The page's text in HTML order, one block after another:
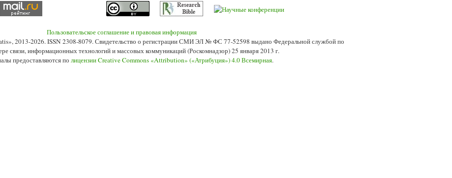
Пользовательское соглашение и правовая информация
2013-2026. ISSN 2308-8079. Свидетельство о регистрации СМИ ЭЛ № ФС 77-52598 выдано Федеральной службой по
связи, информационных технологий и массовых коммуникаций (Роскомнадзор) 25 января 2013 г.
предоставляются по лицензии Creative Commons «Attribution» («Атрибуция») 4.0 Всемирная.